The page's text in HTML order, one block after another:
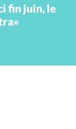
fin juin, le